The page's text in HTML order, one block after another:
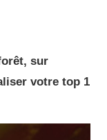
sur
votre top 1